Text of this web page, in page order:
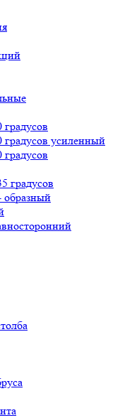
усиленный
градусов